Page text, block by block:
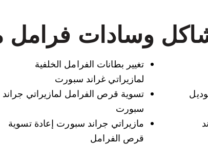
وسادات فرامل
تغيير بطانات الفرامل الخلفية
لمازيراتي غراند سبورت
تسوية قرص الفرامل لمازيراتي جراند
سبورت
مازيراتي جراند سبورت إعادة تسوية
قرص الفرامل